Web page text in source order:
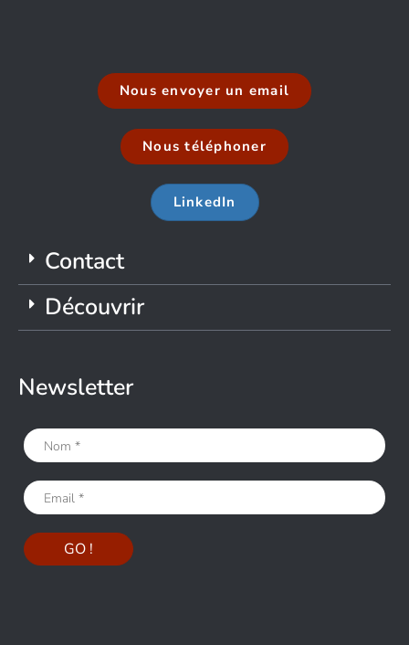
Nous envoyer un email
Nous téléphoner
LinkedIn
Contact
Découvrir
Newsletter